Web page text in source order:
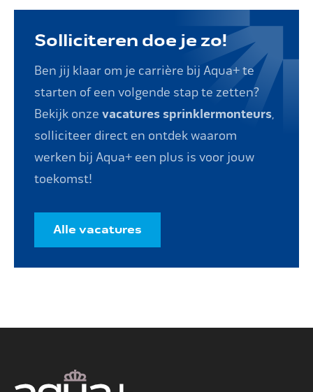
Solliciteren doe je zo!
Ben jij klaar om je carrière bij Aqua+ te
starten of een volgende stap te zetten?
Bekijk onze vacatures sprinklermonteurs,
solliciteer direct en ontdek waarom
werken bij Aqua+ een plus is voor jouw
toekomst!
Alle vacatures